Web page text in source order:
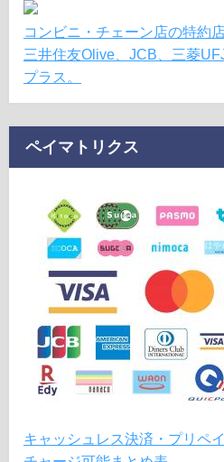
コンビニ・チェーン店の特約
三井住友Olive、JCB、三菱
プラス。
ペイマトリクス
キャッシュレス決済・プリペ